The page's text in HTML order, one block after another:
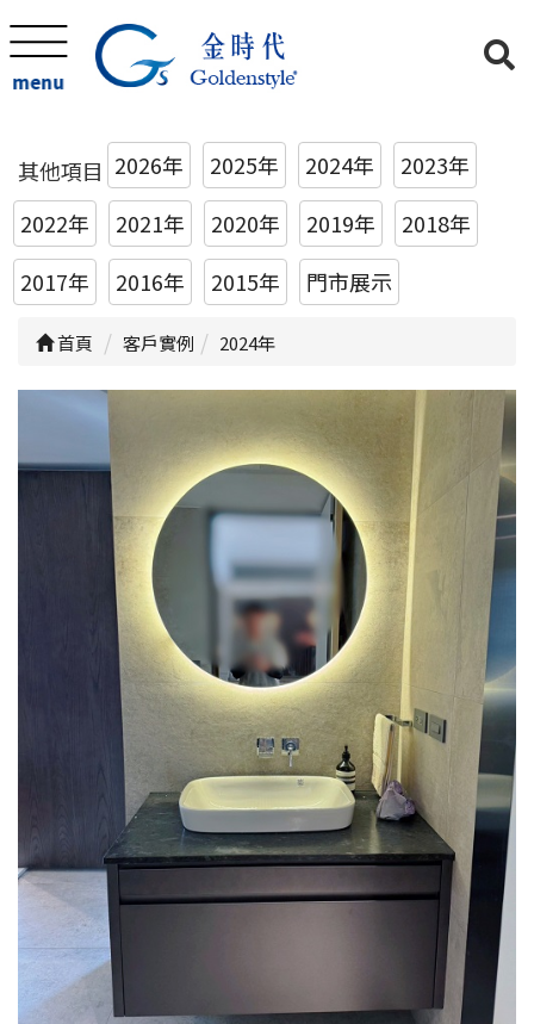
menu
其他項目 2026年 2025年 2024年
2023年
2022年
2021年 2020年 2019年
2018年
2017年
2016年 2015年 門市展示
首頁 客戶實例 2024年